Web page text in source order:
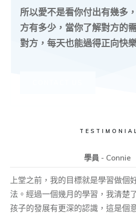
所以愛不是看你付出有幾多
方有多少，當你了解對方的
對方，每天也能過得正向快
學員 - Connie
上堂之前，我的目標就是學習做個
法。經過一個幾月的學習，我清楚
孩子的發展有更深的認識，這是個